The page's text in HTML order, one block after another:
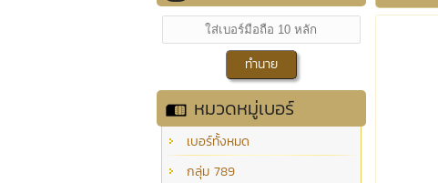
หมวดหมู่เบอร์
เบอร์ทั้งหมด
กลุ่ม 789